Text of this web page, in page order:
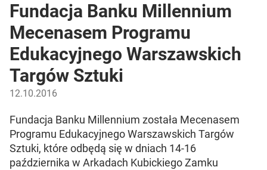
Fundacja Banku Millennium
Mecenasem Programu
Edukacyjnego Warszawskich
Targów Sztuki
12.10.2016
Fundacja Banku Millennium została Mecenasem
Programu Edukacyjnego Warszawskich Targów
Sztuki, które odbędą się w dniach 14-16
października w Arkadach Kubickiego Zamku